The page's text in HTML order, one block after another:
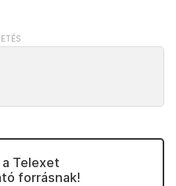
Telexet
forrásnak!